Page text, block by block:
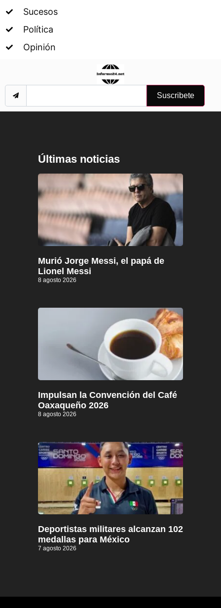
Sucesos
Política
Opinión
Suscribete
Últimas noticias
Murió Jorge Messi, el papá de
Lionel Messi
8 agosto 2026
Impulsan la Convención del Café
Oaxaqueño 2026
8 agosto 2026
Deportistas militares alcanzan 102
medallas para México
7 agosto 2026